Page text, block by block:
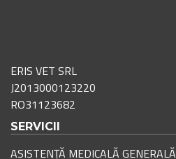
ERIS VET SRL
J2013000123220
RO31123682
SERVICII
ASISTENȚĂ MEDICALĂ GENERALĂ